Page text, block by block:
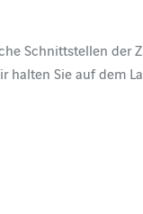
Schnittstellen der
halten Sie auf dem